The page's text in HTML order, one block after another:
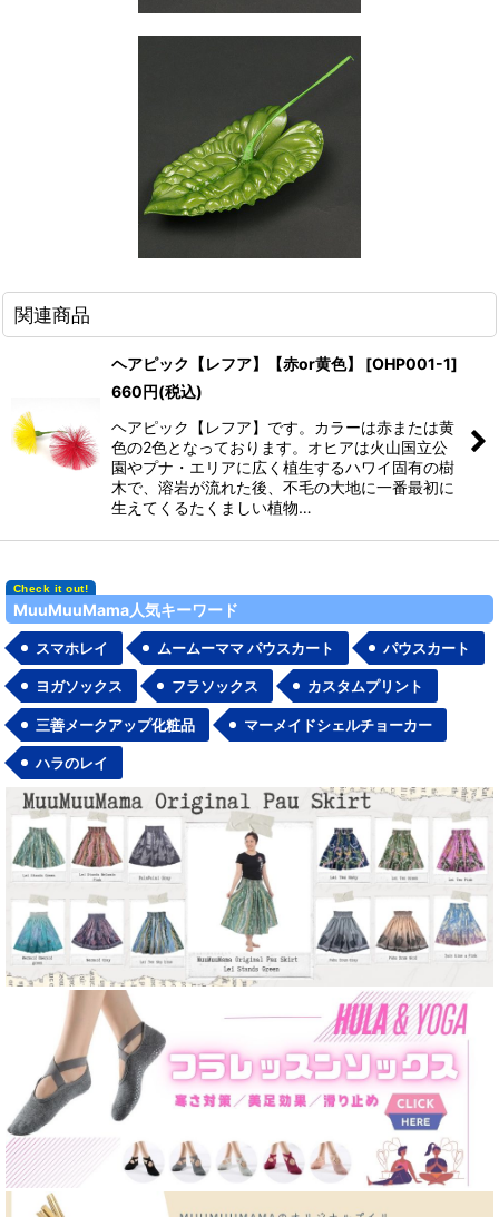
関連商品
ヘアピック【レフア】【赤or黄色】 [OHP001-1]
660円(税込)
ヘアピック【レフア】です。カラーは赤または黄
色の2色となっております。オヒアは火山国立公
園やプナ・エリアに広く植生するハワイ固有の樹
木で、溶岩が流れた後、不毛の大地に一番最初に
生えてくるたくましい植物…
MuuMuuMama人気キーワード
スマホレイ ムームーママ パウスカート パウスカート
ヨガソックス フラソックス カスタムプリント
三善メークアップ化粧品 マーメイドシェルチョーカー
ハラのレイ